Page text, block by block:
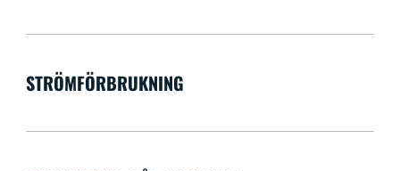
STRÖMFÖRBRUKNING